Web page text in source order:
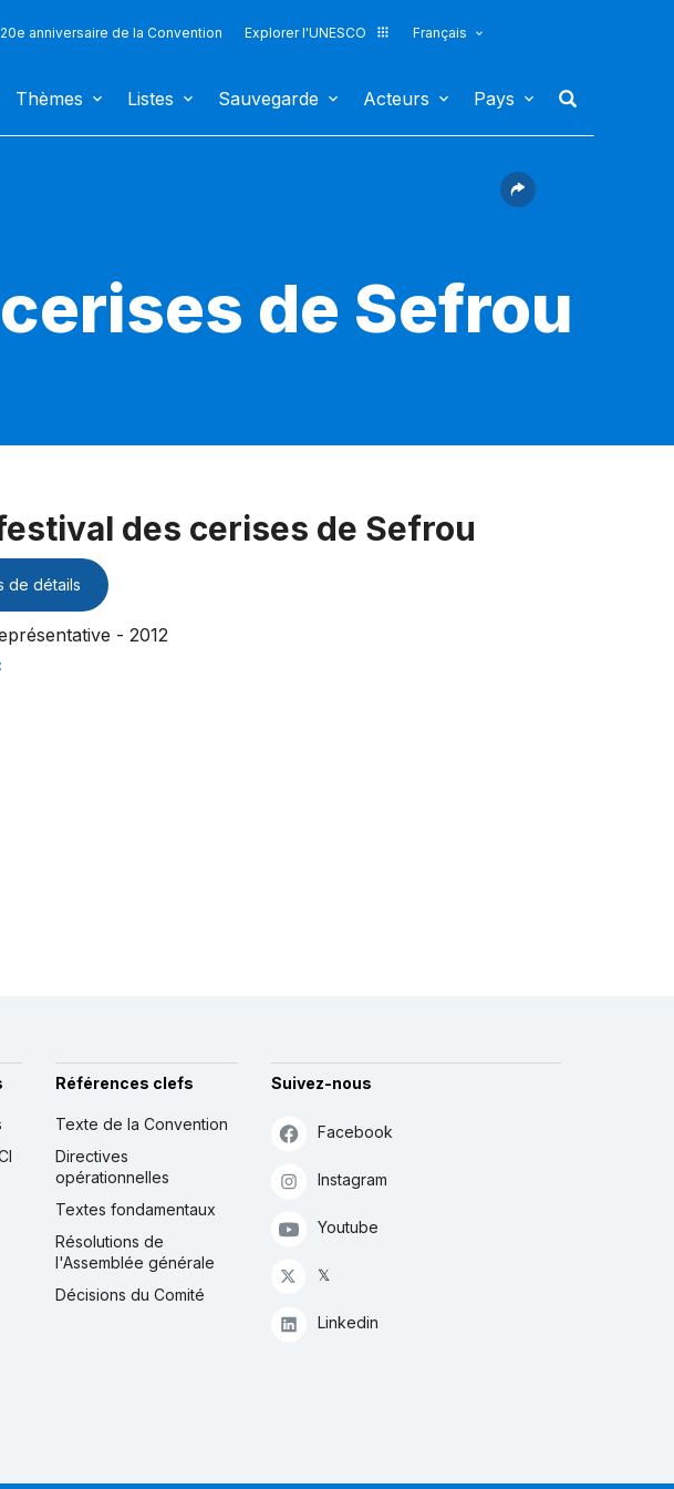
20e anniversaire de la Convention Explorer l'UNESCO
Français
Thèmes Listes Sauvegarde Acteurs Pays
de Sefrou
des cerises de Sefrou
de détails
- 2012
Références clefs
Texte de la Convention
Directives
opérationnelles
Textes fondamentaux
Résolutions de
l'Assemblée générale
Décisions du Comité
Suivez-nous
Facebook
Instagram
Youtube
𝕏
Linkedin